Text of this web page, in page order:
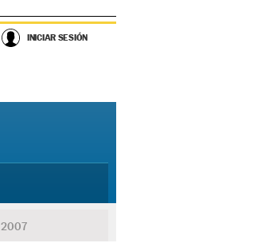
INICIAR SESIÓN
2007